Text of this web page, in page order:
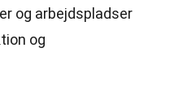
og arbejdspladser
og